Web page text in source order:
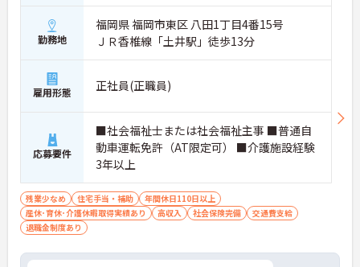
勤務地
福岡県 福岡市東区 八田1丁目4番15号
ＪＲ香椎線「土井駅」徒歩13分
雇用形態 正社員(正職員)
応募要件
■社会福祉士または社会福祉主事 ■普通自
動車運転免許（AT限定可） ■介護施設経験
3年以上
残業少なめ 住宅手当・補助
年間休日110日以上
産休･育休･介護休暇取得実績あり
高収入 社会保険完備
交通費支給
退職金制度あり